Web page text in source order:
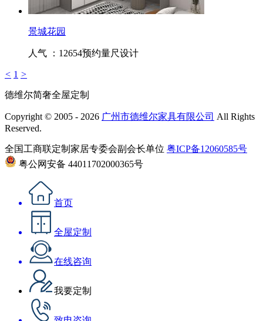
景城花园
人气 ：12654预约量尺设计
< 1 >
德维尔简奢全屋定制
Copyright © 2005 - 2026 广州市德维尔家具有限公司 All Rights
Reserved.
全国工商联定制家居专委会副会长单位 粤ICP备12060585号
粤公网安备 44011702000365号
首页
全屋定制
在线咨询
我要定制